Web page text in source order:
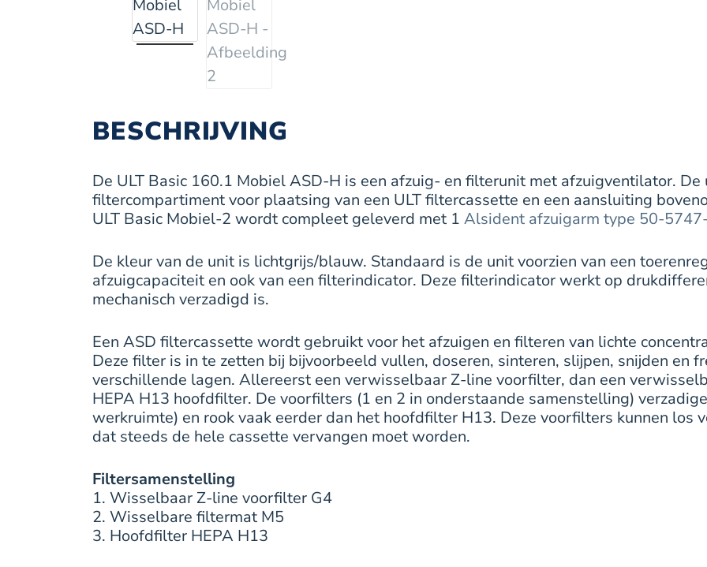
BESCHRIJVING
De ULT Basic 160.1 Mobiel ASD-H is een afzuig- en filterunit met afzuigventilator. De
filtercompartiment voor plaatsing van een ULT filtercassette en een aansluiting
ULT Basic Mobiel-2 wordt compleet geleverd met 1 Alsident afzuigarm type 50-
De kleur van de unit is lichtgrijs/blauw. Standaard is de unit voorzien van een
afzuigcapaciteit en ook van een filterindicator. Deze filterindicator werkt op
mechanisch verzadigd is.
Een ASD filtercassette wordt gebruikt voor het afzuigen en filteren van lichte
Deze filter is in te zetten bij bijvoorbeeld vullen, doseren, sinteren, slijpen, snijden en
verschillende lagen. Allereerst een verwisselbaar Z-line voorfilter, dan een
HEPA H13 hoofdfilter. De voorfilters (1 en 2 in onderstaande samenstelling)
werkruimte) en rook vaak eerder dan het hoofdfilter H13. Deze voorfilters kunnen los
dat steeds de hele cassette vervangen moet worden.
Filtersamenstelling
1. Wisselbaar Z-line voorfilter G4
2. Wisselbare filtermat M5
3. Hoofdfilter HEPA H13